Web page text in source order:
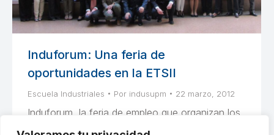
Induforum: Una feria de
oportunidades en la ETSII
Escuela Industriales Por indusupm 22 marzo, 2012
Induforum, la feria de empleo que organizan los
alumnos de la Escuela de Ingenieros Industriales.